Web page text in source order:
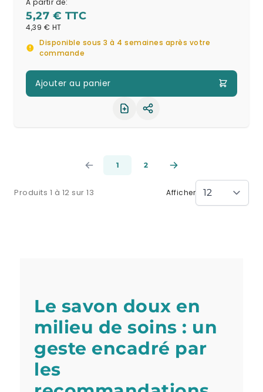
5,27 €
4,39 €
Disponible sous 3 à 4 semaines après votre
commande
Ajouter au panier
Partager le produit
1 2
Produits 1 à 12 sur 13 Afficher
Le savon doux en
milieu de soins : un
geste encadré par
les